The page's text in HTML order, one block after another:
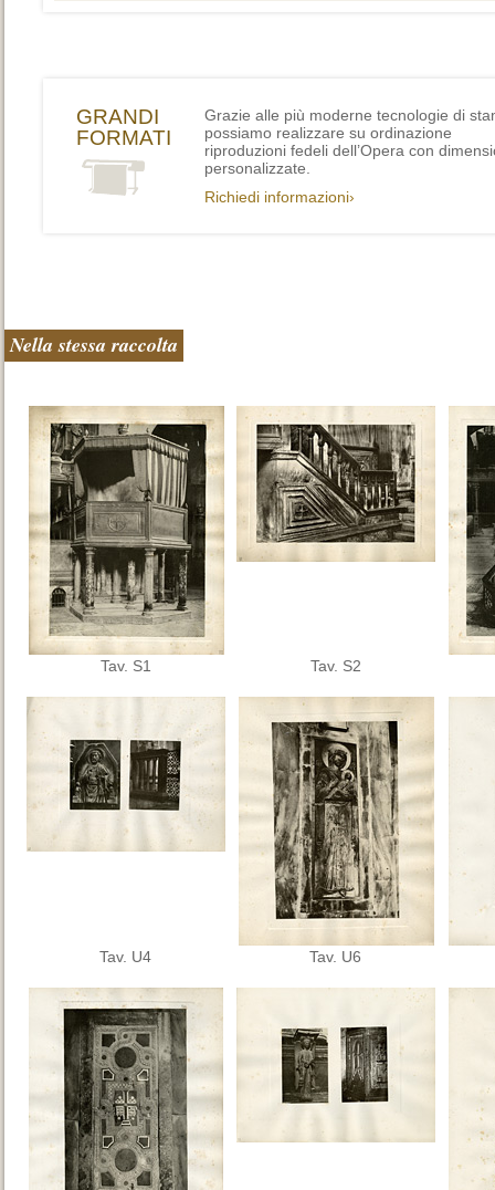
GRANDI
FORMATI
Grazie alle più moderne tecnologie di
possiamo realizzare su ordinazione
riproduzioni fedeli dell’Opera con
personalizzate.
Richiedi informazioni›
Nella stessa raccolta
Tav. S1 Tav. S2
Tav. U4 Tav. U6